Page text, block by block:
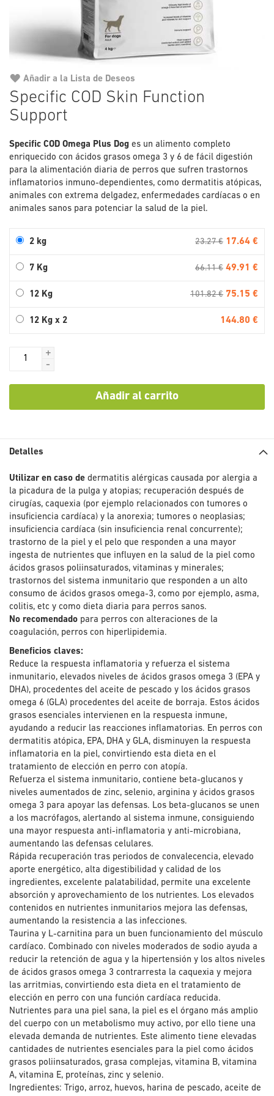
Specific COD Skin Function
Support
Specific COD Omega Plus Dog es un alimento completo
enriquecido con ácidos grasos omega 3 y 6 de fácil digestión
para la alimentación diaria de perros que sufren trastornos
inflamatorios inmuno-dependientes, como dermatitis atópicas,
animales con extrema delgadez, enfermedades cardíacas o en
animales sanos para potenciar la salud de la piel.
2 kg 23.27 € 17.64 €
7 Kg 66.11 € 49.91 €
12 Kg 101.82 € 75.15 €
12 Kg x 2 144.80 €
+
-
Añadir al carrito
Añadir a la Lista de Deseos
al
imágenes
Detalles
Utilizar en caso de dermatitis alérgicas causada por alergia a
la picadura de la pulga y atopias; recuperación después de
cirugías, caquexia (por ejemplo relacionados con tumores o
insuficiencia cardíaca) y la anorexia; tumores o neoplasias;
insuficiencia cardíaca (sin insuficiencia renal concurrente);
trastorno de la piel y el pelo que responden a una mayor
ingesta de nutrientes que influyen en la salud de la piel como
ácidos grasos poliinsaturados, vitaminas y minerales;
trastornos del sistema inmunitario que responden a un alto
consumo de ácidos grasos omega-3, como por ejemplo, asma,
colitis, etc y como dieta diaria para perros sanos.
No recomendado para perros con alteraciones de la
coagulación, perros con hiperlipidemia.
Beneficios claves:
Reduce la respuesta inflamatoria y refuerza el sistema
inmunitario, elevados niveles de ácidos grasos omega 3 (EPA y
DHA), procedentes del aceite de pescado y los ácidos grasos
omega 6 (GLA) procedentes del aceite de borraja. Estos ácidos
grasos esenciales intervienen en la respuesta inmune,
ayudando a reducir las reacciones inflamatorias. En perros con
dermatitis atópica, EPA, DHA y GLA, disminuyen la respuesta
inflamatoria en la piel, convirtiendo esta dieta en el
tratamiento de elección en perro con atopía.
Refuerza el sistema inmunitario, contiene beta-glucanos y
niveles aumentados de zinc, selenio, arginina y ácidos grasos
omega 3 para apoyar las defensas. Los beta-glucanos se unen
a los macrófagos, alertando al sistema inmune, consiguiendo
una mayor respuesta anti-inflamatoria y anti-microbiana,
aumentando las defensas celulares.
Rápida recuperación tras periodos de convalecencia, elevado
aporte energético, alta digestibilidad y calidad de los
ingredientes, excelente palatabilidad, permite una excelente
absorción y aprovechamiento de los nutrientes. Los elevados
contenidos en nutrientes inmunitarios mejora las defensas,
aumentando la resistencia a las infecciones.
Taurina y L-carnitina para un buen funcionamiento del músculo
cardíaco. Combinado con niveles moderados de sodio ayuda a
reducir la retención de agua y la hipertensión y los altos niveles
de ácidos grasos omega 3 contrarresta la caquexia y mejora
las arritmias, convirtiendo esta dieta en el tratamiento de
elección en perro con una función cardíaca reducida.
Nutrientes para una piel sana, la piel es el órgano más amplio
del cuerpo con un metabolismo muy activo, por ello tiene una
elevada demanda de nutrientes. Este alimento tiene elevadas
cantidades de nutrientes esenciales para la piel como ácidos
grasos poliinsaturados, grasa complejas, vitamina B, vitamina
A, vitamina E, proteínas, zinc y selenio.
Ingredientes: Trigo, arroz, huevos, harina de pescado, aceite de